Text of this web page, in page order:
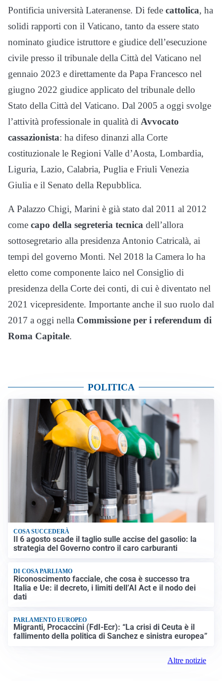
Pontificia università Lateranense. Di fede cattolica, ha
solidi rapporti con il Vaticano, tanto da essere stato
nominato giudice istruttore e giudice dell’esecuzione
civile presso il tribunale della Città del Vaticano nel
gennaio 2023 e direttamente da Papa Francesco nel
giugno 2022 giudice applicato del tribunale dello
Stato della Città del Vaticano. Dal 2005 a oggi svolge
l’attività professionale in qualità di Avvocato
cassazionista: ha difeso dinanzi alla Corte
costituzionale le Regioni Valle d’Aosta, Lombardia,
Liguria, Lazio, Calabria, Puglia e Friuli Venezia
Giulia e il Senato della Repubblica.
A Palazzo Chigi, Marini è già stato dal 2011 al 2012
come capo della segreteria tecnica dell’allora
sottosegretario alla presidenza Antonio Catricalà, ai
tempi del governo Monti. Nel 2018 la Camera lo ha
eletto come componente laico nel Consiglio di
presidenza della Corte dei conti, di cui è diventato nel
2021 vicepresidente. Importante anche il suo ruolo dal
2017 a oggi nella Commissione per i referendum di
Roma Capitale.
POLITICA
COSA SUCCEDERÀ
Il 6 agosto scade il taglio sulle accise del gasolio: la
strategia del Governo contro il caro carburanti
DI COSA PARLIAMO
Riconoscimento facciale, che cosa è successo tra
Italia e Ue: il decreto, i limiti dell’AI Act e il nodo dei
dati
PARLAMENTO EUROPEO
Migranti, Procaccini (FdI-Ecr): “La crisi di Ceuta è il
fallimento della politica di Sanchez e sinistra europea”
Altre notizie